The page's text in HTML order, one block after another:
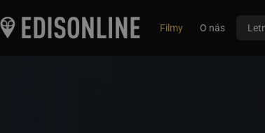
Filmy O nás